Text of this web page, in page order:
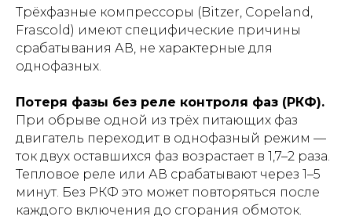
Трёхфазные компрессоры (Bitzer, Copeland,
Frascold) имеют специфические причины
срабатывания АВ, не характерные для
однофазных.
Потеря фазы без реле контроля фаз (РКФ).
При обрыве одной из трёх питающих фаз
двигатель переходит в однофазный режим —
ток двух оставшихся фаз возрастает в 1,7–2 раза.
Тепловое реле или АВ срабатывают через 1–5
минут. Без РКФ это может повторяться после
каждого включения до сгорания обмоток.